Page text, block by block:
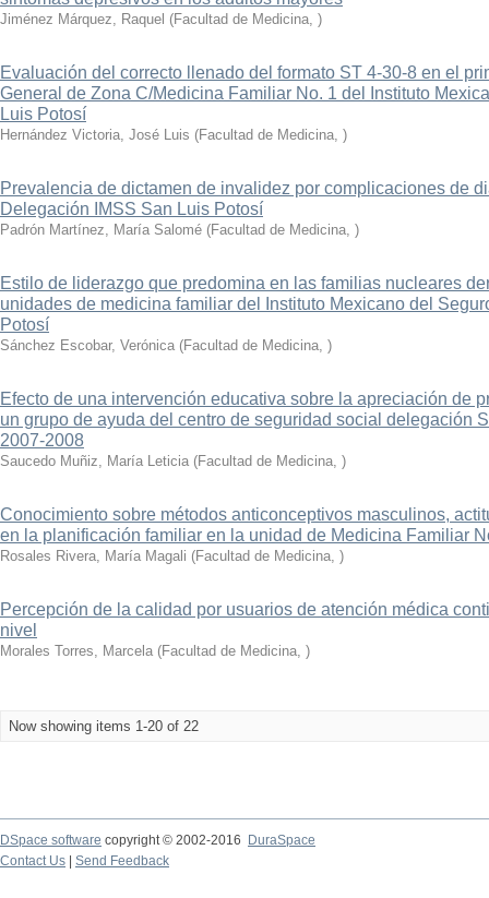
Jiménez Márquez, Raquel (Facultad de Medicina, )
Evaluación del correcto llenado del formato ST 4-30-8 en el
General de Zona C/Medicina Familiar No. 1 del Instituto
Luis Potosí
Hernández Victoria, José Luis (Facultad de Medicina, )
Prevalencia de dictamen de invalidez por complicaciones de
Delegación IMSS San Luis Potosí
Padrón Martínez, María Salomé (Facultad de Medicina, )
Estilo de liderazgo que predomina en las familias nucleares
unidades de medicina familiar del Instituto Mexicano del
Potosí
Sánchez Escobar, Verónica (Facultad de Medicina, )
Efecto de una intervención educativa sobre la apreciación de
un grupo de ayuda del centro de seguridad social delegación
2007-2008
Saucedo Muñiz, María Leticia (Facultad de Medicina, )
Conocimiento sobre métodos anticonceptivos masculinos,
en la planificación familiar en la unidad de Medicina Familiar
Rosales Rivera, María Magali (Facultad de Medicina, )
Percepción de la calidad por usuarios de atención médica
nivel
Morales Torres, Marcela (Facultad de Medicina, )
Now showing items 1-20 of 22
DSpace software copyright © 2002-2016
DuraSpace
Contact Us
Send Feedback